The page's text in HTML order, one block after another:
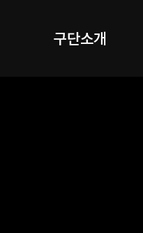
구단소개